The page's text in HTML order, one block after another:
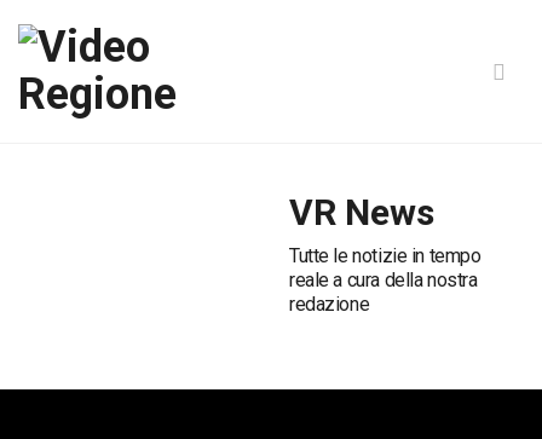
VR News
Tutte le notizie in tempo
reale a cura della nostra
redazione